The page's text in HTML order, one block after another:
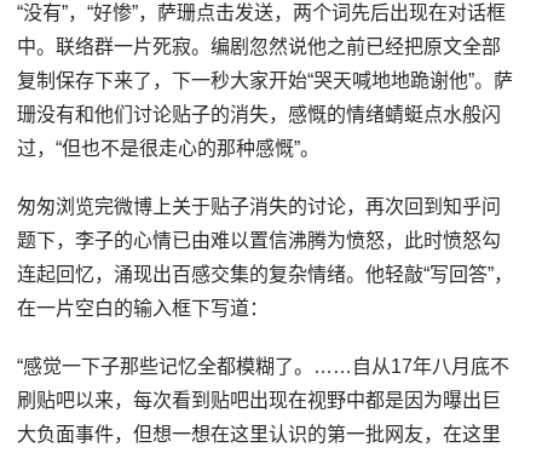
“没有”，“好惨”，萨珊点击发送，两个词先后出现在对话框
中。联络群一片死寂。编剧忽然说他之前已经把原文全部
复制保存下来了，下一秒大家开始“哭天喊地地跪谢他”。萨
珊没有和他们讨论贴子的消失，感慨的情绪蜻蜓点水般闪
过，“但也不是很走心的那种感慨”。
匆匆浏览完微博上关于贴子消失的讨论，再次回到知乎问
题下，李子的心情已由难以置信沸腾为愤怒，此时愤怒勾
连起回忆，涌现出百感交集的复杂情绪。他轻敲“写回答”，
在一片空白的输入框下写道：
“感觉一下子那些记忆全都模糊了。……自从17年八月底不
刷贴吧以来，每次看到贴吧出现在视野中都是因为曝出巨
大负面事件，但想一想在这里认识的第一批网友，在这里